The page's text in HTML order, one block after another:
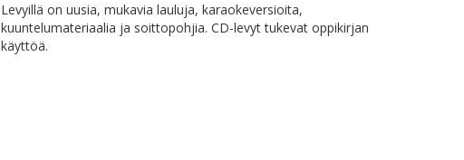
Levyillä on uusia, mukavia lauluja, karaokeversioita,
kuuntelumateriaalia ja soittopohjia. CD-levyt tukevat oppikirjan
käyttöä.